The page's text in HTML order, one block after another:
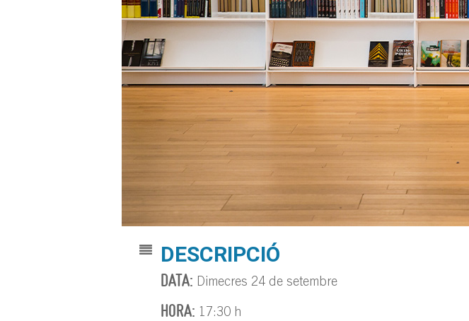
DESCRIPCIÓ
DATA: Dimecres 24 de setembre
HORA: 17:30 h